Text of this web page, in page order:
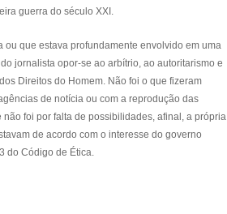
guerra do século XXI.
que estava profundamente envolvido em uma
jornalista opor-se ao arbítrio, ao autoritarismo e
Direitos do Homem. Não foi o que fizeram
de notícia ou com a reprodução das
foi por falta de possibilidades, afinal, a própria
de acordo com o interesse do governo
do Código de Ética.